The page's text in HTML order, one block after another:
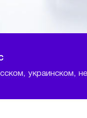
украинском,